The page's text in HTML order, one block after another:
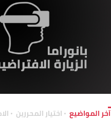
آخر المواضيع اختيار المحررين